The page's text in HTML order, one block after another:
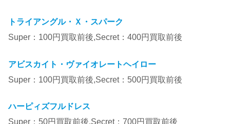
トライアングル・Ｘ・スパーク
Super：100円買取前後,Secret：400円買取前後
アビスカイト・ヴァイオレートヘイロー
Super：100円買取前後,Secret：500円買取前後
ハーピィズフルドレス
Super：50円買取前後,Secret：700円買取前後